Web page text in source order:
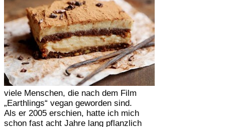
viele Menschen, die nach dem Film
„Earthlings“ vegan geworden sind.
Als er 2005 erschien, hatte ich mich
schon fast acht Jahre lang pflanzlich